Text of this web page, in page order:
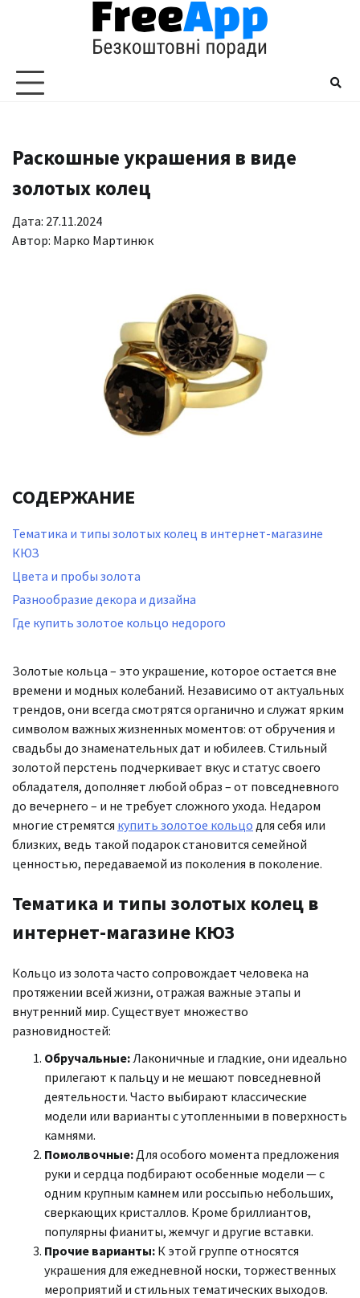
Раскошные украшения в виде
золотых колец
Дата: 27.11.2024
Автор: Марко Мартинюк
СОДЕРЖАНИЕ
Тематика и типы золотых колец в интернет-магазине
КЮЗ
Цвета и пробы золота
Разнообразие декора и дизайна
Где купить золотое кольцо недорого
Золотые кольца – это украшение, которое остается вне
времени и модных колебаний. Независимо от актуальных
трендов, они всегда смотрятся органично и служат ярким
символом важных жизненных моментов: от обручения и
свадьбы до знаменательных дат и юбилеев. Стильный
золотой перстень подчеркивает вкус и статус своего
обладателя, дополняет любой образ – от повседневного
до вечернего – и не требует сложного ухода. Недаром
многие стремятся купить золотое кольцо для себя или
близких, ведь такой подарок становится семейной
ценностью, передаваемой из поколения в поколение.
Тематика и типы золотых колец в
интернет-магазине КЮЗ
Кольцо из золота часто сопровождает человека на
протяжении всей жизни, отражая важные этапы и
внутренний мир. Существует множество
разновидностей:
Обручальные: Лаконичные и гладкие, они идеально
прилегают к пальцу и не мешают повседневной
деятельности. Часто выбирают классические
модели или варианты с утопленными в поверхность
камнями.
Помолвочные: Для особого момента предложения
руки и сердца подбирают особенные модели — с
одним крупным камнем или россыпью небольших,
сверкающих кристаллов. Кроме бриллиантов,
популярны фианиты, жемчуг и другие вставки.
Прочие варианты: К этой группе относятся
украшения для ежедневной носки, торжественных
мероприятий и стильных тематических выходов.